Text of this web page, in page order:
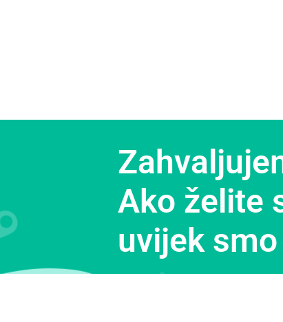
Ako želite
uvijek